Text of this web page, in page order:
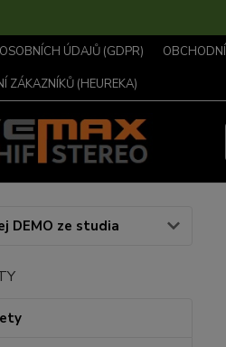
ÚDAJŮ (GDPR) OBCHODNÍ
ZÁKAZNÍKŮ (HEUREKA)
DEMO ze studia